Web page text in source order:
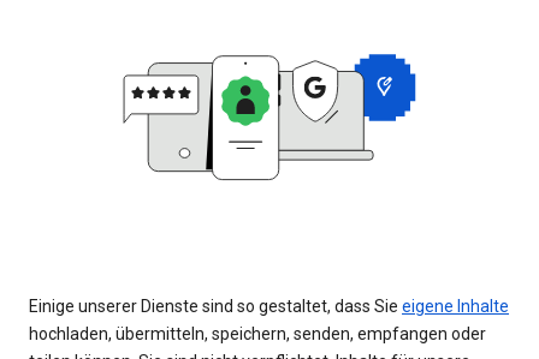
Einige unserer Dienste sind so gestaltet, dass Sie eigene Inhalte
hochladen, übermitteln, speichern, senden, empfangen oder